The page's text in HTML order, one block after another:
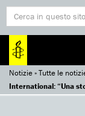
Notizie»Tutte le
International: “Una